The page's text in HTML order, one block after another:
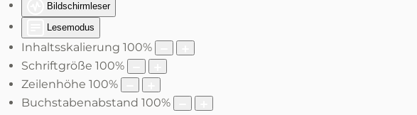
Bildschirmleser
Lesemodus
Inhaltsskalierung 100%
Schriftgröße 100%
Zeilenhöhe 100%
Buchstabenabstand 100%